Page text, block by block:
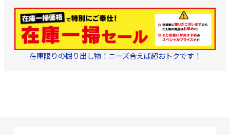
在庫限りの掘り出し物！ニーズ合えば超おトクです！